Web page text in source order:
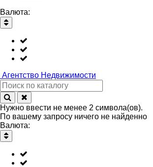
Валюта:
Агентство Недвижимости
Нужно ввести не менее 2 символа(ов).
По вашему запросу ничего не найденно
Валюта: